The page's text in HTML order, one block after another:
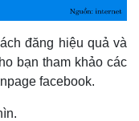
đăng hiệu quả và
bạn tham khảo các
facebook.